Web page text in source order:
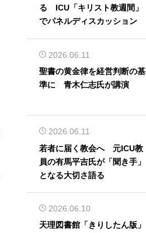
る ICU「キリスト教週間」
でパネルディスカッション
2026.06.11
聖書の黄金律を経営判断の基
準に 青木仁志氏が講演
2026.06.11
若者に届く教会へ 元ICU教
員の有馬平吉氏が「聞き手」
となる大切さ語る
2026.06.10
天理図書館「きりしたん版」